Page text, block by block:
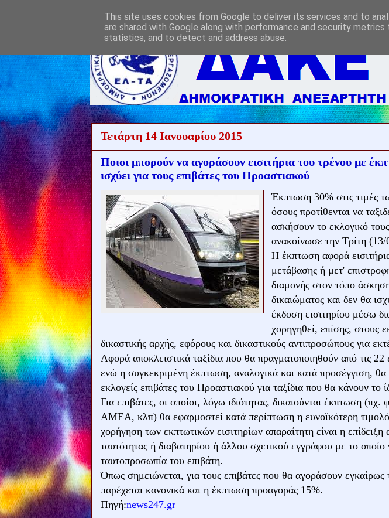
Τετάρτη 14 Ιανουαρίου 2015
Ποιοι μπορούν να αγοράσουν εισιτήρια του τρένου με
ισχύει για τους επιβάτες του Προαστιακού
Έκπτωση 30% στις τιμές
όσους προτίθενται να
ασκήσουν το εκλογικό
ανακοίνωσε την Τρίτη
Η έκπτωση αφορά
μετάβασης ή μετ'
διαμονής στον τόπο
δικαιώματος και δεν θα
έκδοση εισιτηρίου μέσω
χορηγηθεί, επίσης, στους
δικαστικής αρχής, εφόρους και δικαστικούς αντιπροσώπους για
Αφορά αποκλειστικά ταξίδια που θα πραγματοποιηθούν από τις 22
ενώ η συγκεκριμένη έκπτωση, αναλογικά και κατά προσέγγιση, θα
εκλογείς επιβάτες του Προαστιακού για ταξίδια που θα κάνουν το
Για επιβάτες, οι οποίοι, λόγω ιδιότητας, δικαιούνται έκπτωση (πχ.
ΑΜΕΑ, κλπ) θα εφαρμοστεί κατά περίπτωση η ευνοϊκότερη
χορήγηση των εκπτωτικών εισιτηρίων απαραίτητη είναι η επίδειξη
ταυτότητας ή διαβατηρίου ή άλλου σχετικού εγγράφου με το οποίο
ταυτοπροσωπία του επιβάτη.
Όπως σημειώνεται, για τους επιβάτες που θα αγοράσουν εγκαίρως
παρέχεται κανονικά και η έκπτωση προαγοράς 15%.
Πηγή:news247.gr
This site uses cookies from Google to deliver its services and to
are shared with Google along with performance and security
statistics, and to detect and address abuse.